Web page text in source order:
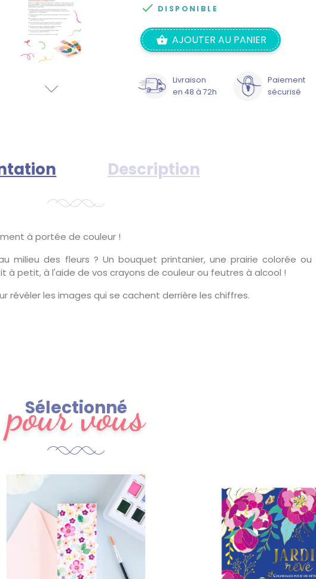
 DISPONIBLE
AJOUTER AU PANIER
Livraison
en 48 à 72h
Paiement
sécurisé
Description
à portée de couleur !
milieu des fleurs ? Un bouquet printanier, une prairie colorée ou
petit, à l'aide de vos crayons de couleur ou feutres à alcool !
les images qui se cachent derrière les chiffres.
Sélectionné
pour vous